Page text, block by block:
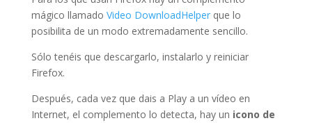
mágico llamado Video DownloadHelperque lo
posibilita de un modo extremadamente sencillo.
Sólo tenéis que descargarlo, instalarlo y reiniciar
Firefox.
Después, cada vez que dais a Play a un vídeo en
Internet, el complemento lo detecta, hay un icono de